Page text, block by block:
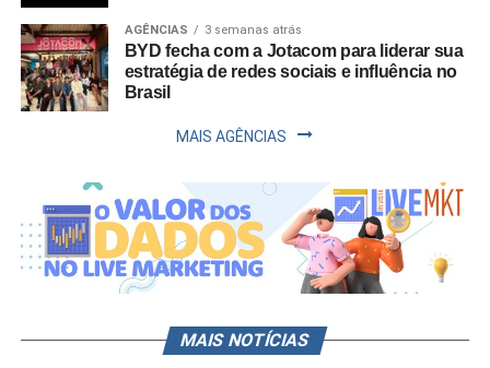
AGÊNCIAS 3 semanas atrás
BYD fecha com a Jotacom para liderar sua
estratégia de redes sociais e influência no
Brasil
MAIS AGÊNCIAS
MAIS NOTÍCIAS